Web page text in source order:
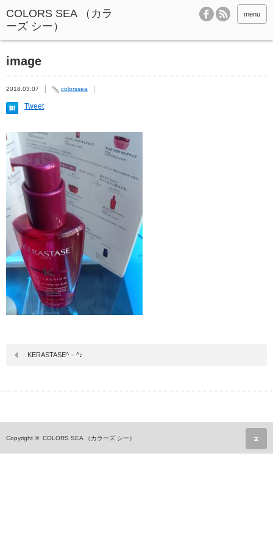
menu
image
2018.03.07 colorssea
Tweet
KERASTASE^ – ^♪
Copyright © COLORS SEA （カラーズ シー）